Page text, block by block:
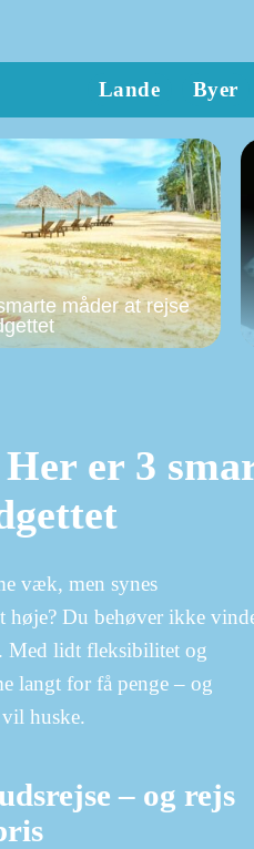
Lande Byer
måder at rejse
er 3
væk, men synes
høje? Du behøver ikke
Med lidt fleksibilitet og
langt for få penge – og
huske.
– og rejs